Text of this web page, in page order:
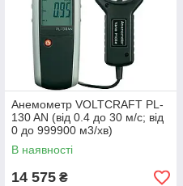
Анемометр VOLTCRAFT PL-
130 AN (від 0.4 до 30 м/с; від
0 до 999900 м3/хв)
Німеччина
В наявності
14 575 ₴